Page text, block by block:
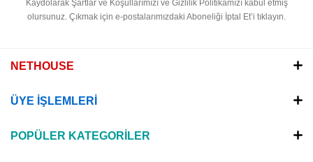
Kaydolarak Şartlar ve Koşullarımızı ve Gizlilik Politikamızı kabul etmiş
olursunuz. Çıkmak için e-postalarımızdaki Aboneliği İptal Et’i tıklayın.
NETHOUSE
ÜYE İŞLEMLERİ
POPÜLER KATEGORİLER